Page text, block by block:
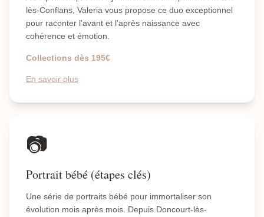
lès-Conflans, Valeria vous propose ce duo exceptionnel
pour raconter l'avant et l'après naissance avec
cohérence et émotion.
Collections dès 195€
En savoir plus
📷
Portrait bébé (étapes clés)
Une série de portraits bébé pour immortaliser son
évolution mois après mois. Depuis Doncourt-lès-